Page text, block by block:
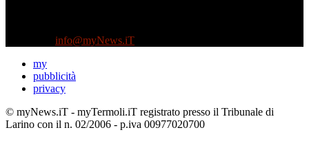
info@myNews.iT
my
pubblicità
privacy
© myNews.iT - myTermoli.iT registrato presso il Tribunale di
Larino con il n. 02/2006 - p.iva 00977020700